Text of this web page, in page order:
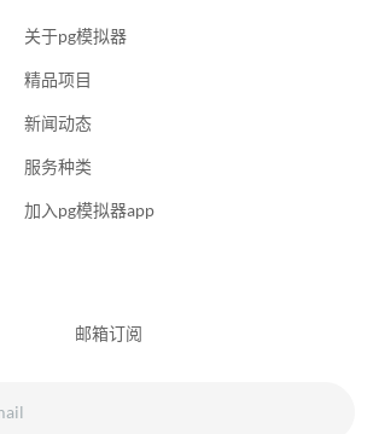
关于pg模拟器
精品项目
新闻动态
服务种类
加入pg模拟器app
邮箱订阅